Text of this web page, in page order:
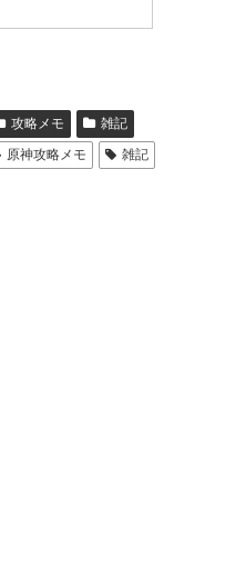
攻略メモ
雑記
原神攻略メモ 雑記